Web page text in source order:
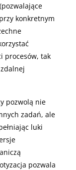
konkretnym
procesów, tak
pozwolą nie
zadań, ale
luki
pozwala